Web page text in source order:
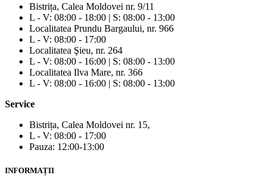
Bistrița, Calea Moldovei nr. 9/11
L - V: 08:00 - 18:00 | S: 08:00 - 13:00
Localitatea Prundu Bargaului, nr. 966
L - V: 08:00 - 17:00
Localitatea Şieu, nr. 264
L - V: 08:00 - 16:00 | S: 08:00 - 13:00
Localitatea Ilva Mare, nr. 366
L - V: 08:00 - 16:00 | S: 08:00 - 13:00
Service
Bistrița, Calea Moldovei nr. 15,
L - V: 08:00 - 17:00
Pauza: 12:00-13:00
INFORMAȚII